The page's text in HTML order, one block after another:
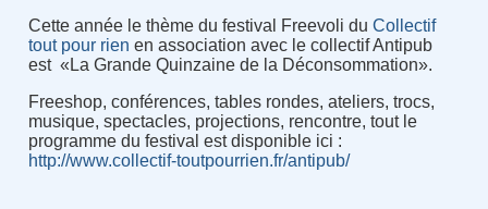
Cette année le thème du festival Freevoli du Collectif
tout pour rien en association avec le collectif Antipub
est «La Grande Quinzaine de la Déconsommation».
Freeshop, conférences, tables rondes, ateliers, trocs,
musique, spectacles, projections, rencontre, tout le
programme du festival est disponible ici :
http://www.collectif-toutpourrien.fr/antipub/